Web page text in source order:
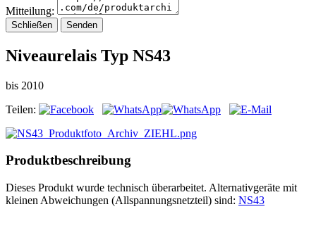
Mitteilung:
Schließen Senden
Niveaurelais Typ NS43
bis 2010
Teilen:
Produktbeschreibung
Dieses Produkt wurde technisch überarbeitet. Alternativgeräte mit
kleinen Abweichungen (Allspannungsnetzteil) sind: NS43